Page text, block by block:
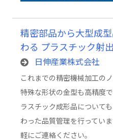
精密部品から大型成
わる プラスチック射
日伸産業株式会社
これまでの精密機械加工の
特殊な形状の金型も高精度
ラスチック成形品について
わった品質管理を行ってい
軽にご連絡ください。